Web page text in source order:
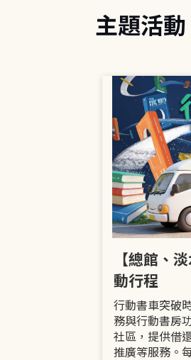
主題活動
【總館、
動行程
行動書車突破
務與行動書房
社區，提供借
推廣等服務。